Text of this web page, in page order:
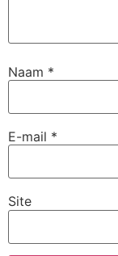
Naam *
E-mail *
Site